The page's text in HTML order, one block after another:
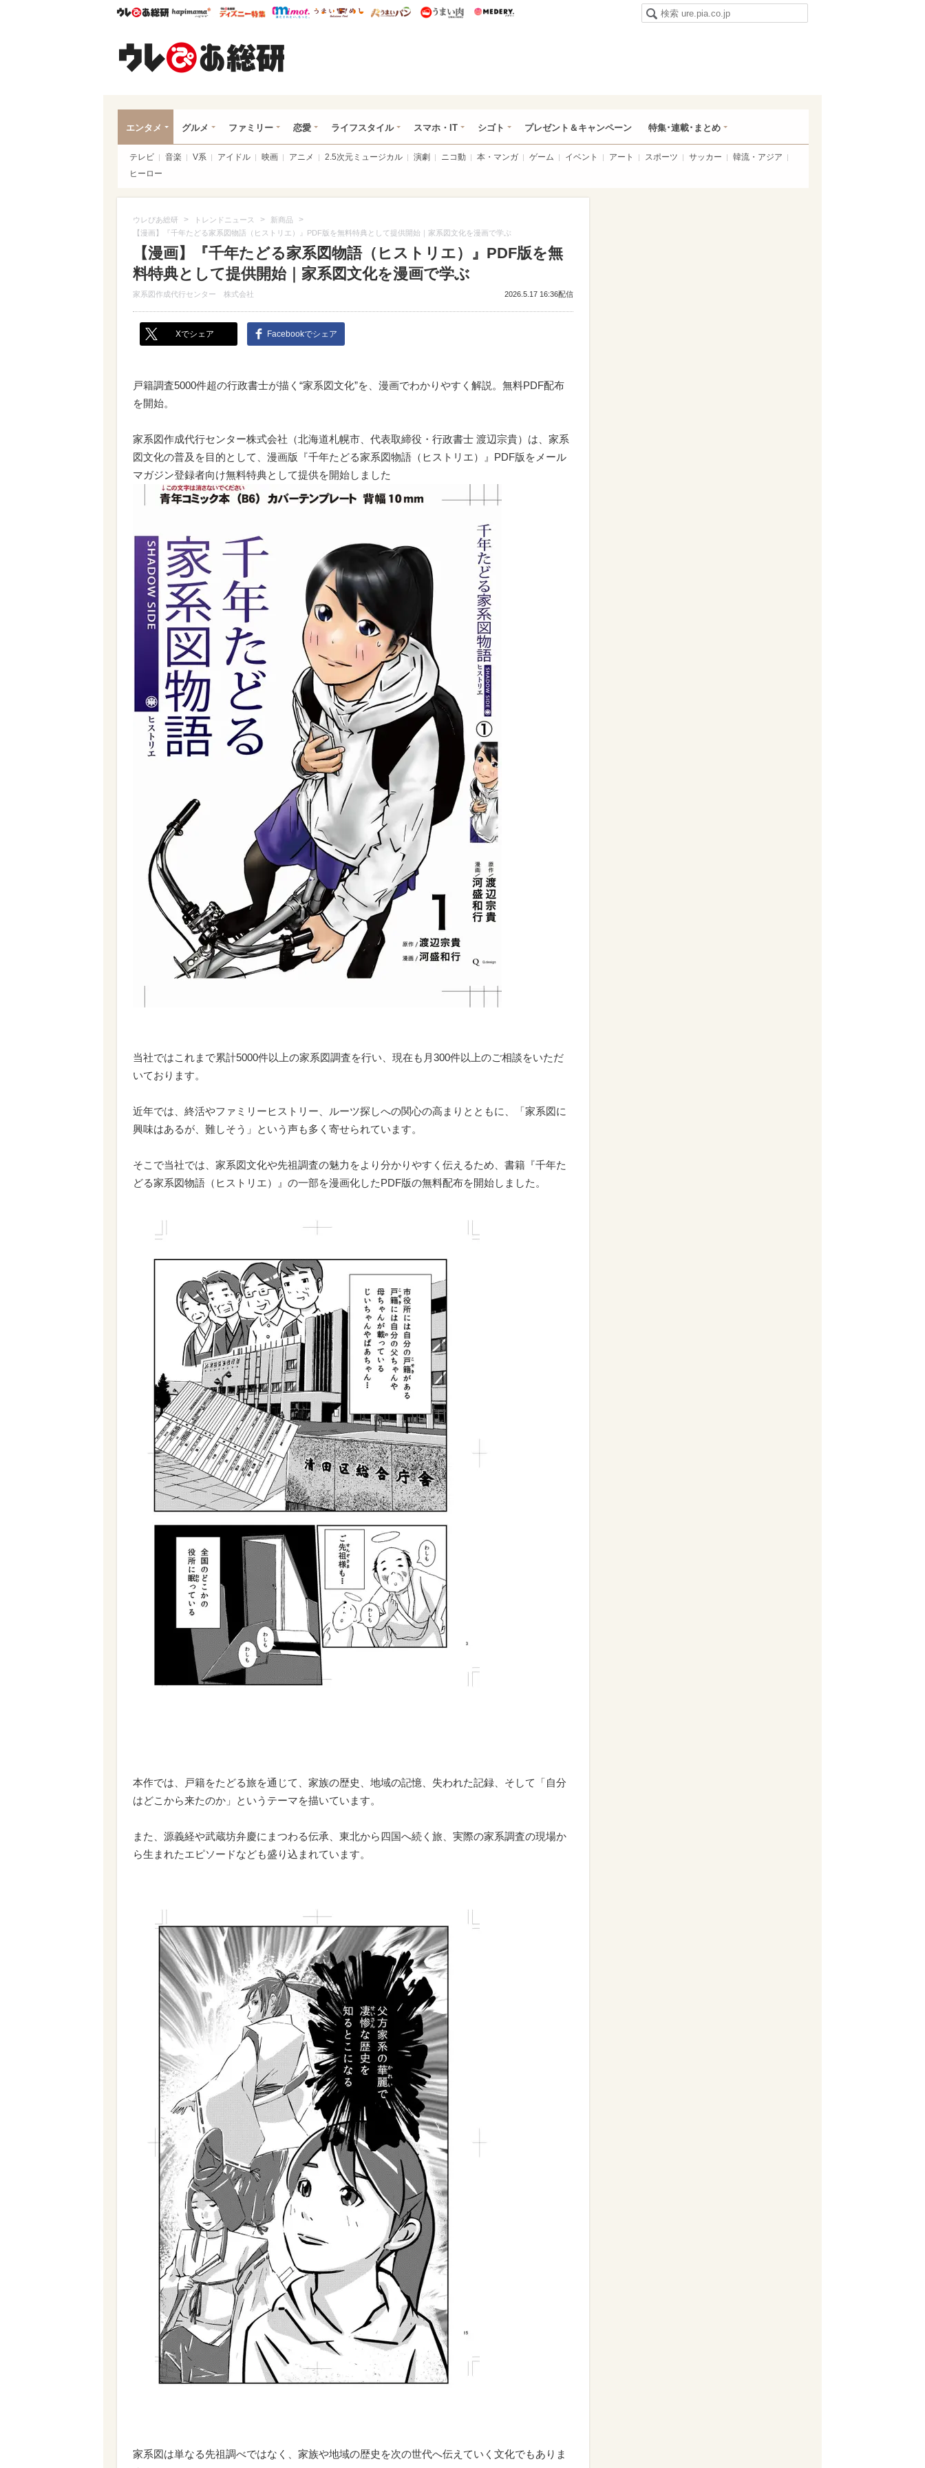
ウレぴあ総研ハピママ* ウレぴあ総研 ディズニー特集
mimot. うまいめし うまいパン うまい肉
エンタメ グルメ ファミリー 恋愛 ライフスタイル スマホ・IT シゴト プレゼント＆キャンペーン 特集･連載･まとめ
テレビ 音楽 V系 アイドル 映画 アニメ 2.5次元ミュージカル 演劇 ニコ動 本・マンガ ゲーム イベント アート スポーツ サッカー
韓流・アジア
ヒーロー
ウレぴあ総研 > トレンドニュース > 新商品 >
【漫画】『千年たどる家系図物語（ヒストリエ）』PDF版を無料特典として提供開始｜家系図文化を漫画で学ぶ
【漫画】『千年たどる家系図物語（ヒストリエ）』PDF版を無
料特典として提供開始｜家系図文化を漫画で学ぶ
家系図作成代行センター 株式会社 2026.5.17 16:36配信
Xでシェア Facebookでシェア
戸籍調査5000件超の行政書士が描く“家系図文化”を、漫画でわかりやすく解説。無料PDF配布
を開始。
家系図作成代行センター株式会社（北海道札幌市、代表取締役・行政書士 渡辺宗貴）は、家系
図文化の普及を目的として、漫画版『千年たどる家系図物語（ヒストリエ）』PDF版をメール
マガジン登録者向け無料特典として提供を開始しました
当社ではこれまで累計5000件以上の家系図調査を行い、現在も月300件以上のご相談をいただ
いております。
近年では、終活やファミリーヒストリー、ルーツ探しへの関心の高まりとともに、「家系図に
興味はあるが、難しそう」という声も多く寄せられています。
そこで当社では、家系図文化や先祖調査の魅力をより分かりやすく伝えるため、書籍『千年た
どる家系図物語（ヒストリエ）』の一部を漫画化したPDF版の無料配布を開始しました。
本作では、戸籍をたどる旅を通じて、家族の歴史、地域の記憶、失われた記録、そして「自分
はどこから来たのか」というテーマを描いています。
また、源義経や武蔵坊弁慶にまつわる伝承、東北から四国へ続く旅、実際の家系調査の現場か
ら生まれたエピソードなども盛り込まれています。
家系図は単なる先祖調べではなく、家族や地域の歴史を次の世代へ伝えていく文化でもありま